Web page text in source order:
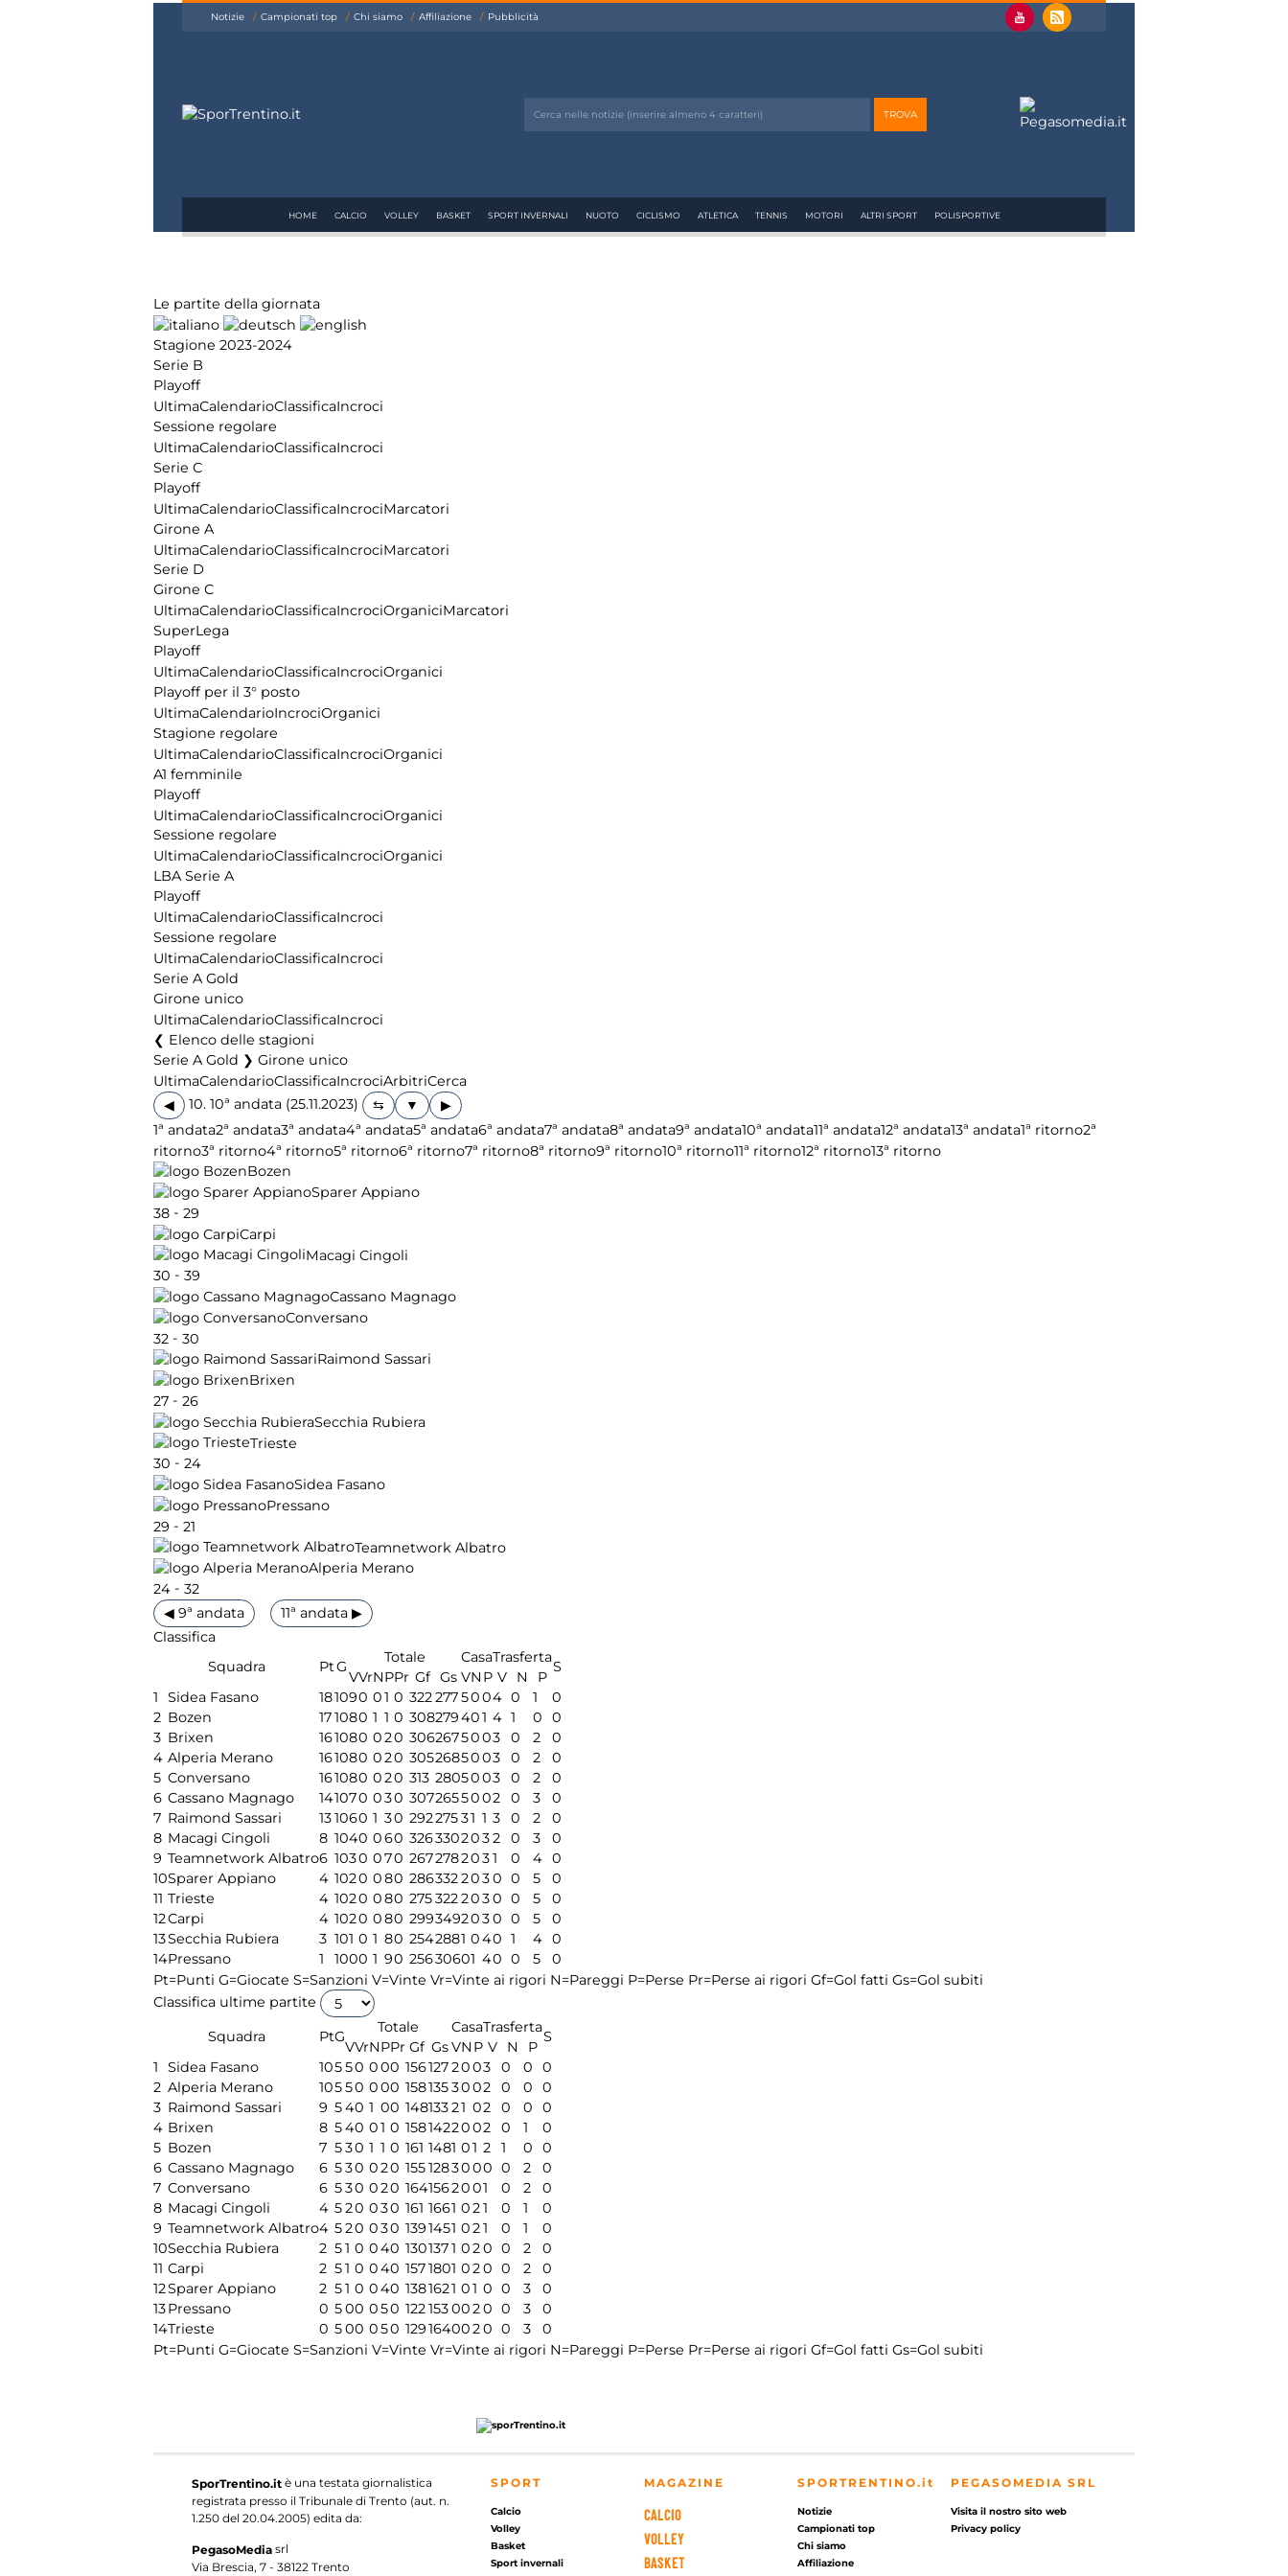
Notizie Campionati top Chi siamo Affiliazione Pubblicità
HOME CALCIO VOLLEY BASKET SPORT INVERNALI NUOTO CICLISMO ATLETICA TENNIS MOTORI ALTRI SPORT POLISPORTIVE
Le partite della giornata
Stagione 2023-2024
Serie B
Playoff
UltimaCalendarioClassificaIncroci
Sessione regolare
UltimaCalendarioClassificaIncroci
Serie C
Playoff
UltimaCalendarioClassificaIncrociMarcatori
Girone A
UltimaCalendarioClassificaIncrociMarcatori
Serie D
Girone C
UltimaCalendarioClassificaIncrociOrganiciMarcatori
SuperLega
Playoff
UltimaCalendarioClassificaIncrociOrganici
Playoff per il 3° posto
UltimaCalendarioIncrociOrganici
Stagione regolare
UltimaCalendarioClassificaIncrociOrganici
A1 femminile
Playoff
UltimaCalendarioClassificaIncrociOrganici
Sessione regolare
UltimaCalendarioClassificaIncrociOrganici
LBA Serie A
Playoff
UltimaCalendarioClassificaIncroci
Sessione regolare
UltimaCalendarioClassificaIncroci
Serie A Gold
Girone unico
UltimaCalendarioClassificaIncroci
Elenco delle stagioni
Serie A Gold ❯ Girone unico
UltimaCalendarioClassificaIncrociArbitriCerca
◀
10. 10ª andata (25.11.2023)
▶
1ª andata2ª andata3ª andata4ª andata5ª andata6ª andata7ª andata8ª andata9ª andata10ª andata11ª andata12ª andata13ª andata1ª ritorno2ª
ritorno3ª ritorno4ª ritorno5ª ritorno6ª ritorno7ª ritorno8ª ritorno9ª ritorno10ª ritorno11ª ritorno12ª ritorno13ª ritorno
Bozen
Sparer Appiano
38 - 29
Carpi
Macagi Cingoli
30 - 39
Cassano Magnago
Conversano
32 - 30
Raimond Sassari
Brixen
27 - 26
Secchia Rubiera
Trieste
30 - 24
Sidea Fasano
Pressano
29 - 21
Teamnetwork Albatro
Alperia Merano
24 - 32
◀ 9ª andata
11ª andata ▶
Classifica
Squadra
PtG
Totale CasaTrasferta
S
VVrNPPr Gf Gs VN P V N
P
1
Sidea Fasano 181090 01 0 3222775004 0 1
0
2 Bozen 171080 1 1 0 308279401 4 1 0
0
3 Brixen 161080 020 3062675003 0 2
0
4 Alperia Merano 161080 020 3052685003 0 2
0
5 Conversano 161080 020 313 2805003 0 2
0
6 Cassano Magnago 141070 030 3072655002 0 3
0
7 Raimond Sassari 131060 1 30 29227531 1 3 0 2
0
8 Macagi Cingoli 8 1040 060 3263302032 0 3
0
9 Teamnetwork Albatro6 1030 070 2672782031 0 4 0
10Sparer Appiano 4 1020 080 2863322030 0 5
0
11 Trieste 4 1020 080 2753222030 0 5
0
12Carpi 4 1020 080 2993492030 0 5
0
13Secchia Rubiera 3 101 0 1 80 2542881 040 1 4 0
14Pressano 1 1000 1 90 25630601 40 0 5
0
Pt=Punti G=Giocate S=Sanzioni V=Vinte Vr=Vinte ai rigori N=Pareggi P=Perse Pr=Perse ai rigori Gf=Gol fatti Gs=Gol subiti
Classifica ultime partite
Squadra
PtG
Totale CasaTrasferta
S
VVrNPPr Gf GsVN P V N
P
1
Sidea Fasano 10550 000 1561272003 0 0
0
2 Alperia Merano 10550 000 1581353002 0 0
0
3 Raimond Sassari 9 540 1 00 14813321 02 0 0
0
4 Brixen 8 540 01 0 1581422002 0 1
0
5 Bozen 7 530 1 1 0 161 1481 01 2 1 0
0
6 Cassano Magnago 6 530 020 1551283000 0 2
0
7 Conversano 6 530 020 1641562001 0 2
0
8 Macagi Cingoli 4 520 030 161 1661 021 0 1
0
9 Teamnetwork Albatro4 520 030 1391451 021 0 1
0
10Secchia Rubiera 2 51 0 040 1301371 020 0 2
0
11 Carpi 2 51 0 040 1571801 020 0 2
0
12Sparer Appiano 2 51 0 040 1381621 01 0 0 3
0
13Pressano 0 500 050 1221530020 0 3
0
14Trieste 0 500 050 1291640020 0 3
0
Pt=Punti G=Giocate S=Sanzioni V=Vinte Vr=Vinte ai rigori N=Pareggi P=Perse Pr=Perse ai rigori Gf=Gol fatti Gs=Gol subiti
SporTrentino.it è una testata giornalistica
registrata presso il Tribunale di Trento (aut. n.
1.250 del 20.04.2005) edita da:
PegasoMedia srl
Via Brescia, 7 - 38122 Trento
SPORT
Calcio
Volley
Basket
Sport invernali
MAGAZINE
CALCIO
VOLLEY
BASKET
SPORTRENTINO.it
Notizie
Campionati top
Chi siamo
Affiliazione
PEGASOMEDIA SRL
Visita il nostro sito web
Privacy policy